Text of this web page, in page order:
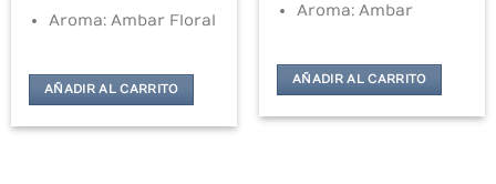
Aroma: Ambar Floral
AÑADIR AL CARRITO
Aroma: Ambar
AÑADIR AL CARRITO